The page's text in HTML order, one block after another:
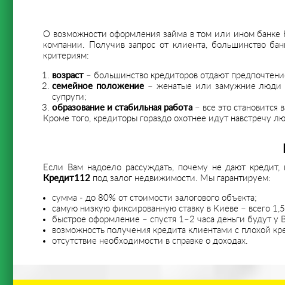
О возможности оформления займа в том или ином банке
компании. Получив запрос от клиента, большинство
критериям:
возраст – большинство кредиторов отдают
семейное положение– женатые или замужние люди
супруги;
образование и стабильная работа– все это
Кроме того, кредиторы гораздо охотнее идут
Если Вам надоело рассуждать, почему не дают
Кредит112 под залог недвижимости. Мы гарантируем:
сумма - до 80% от стоимости залогового объекта;
самую низкую фиксированную ставку в Киеве – всего
быстрое оформление – спустя 1–2 часа деньги будут у
возможность получения кредита клиентами с плохой
отсутствие необходимости в справке о доходах.